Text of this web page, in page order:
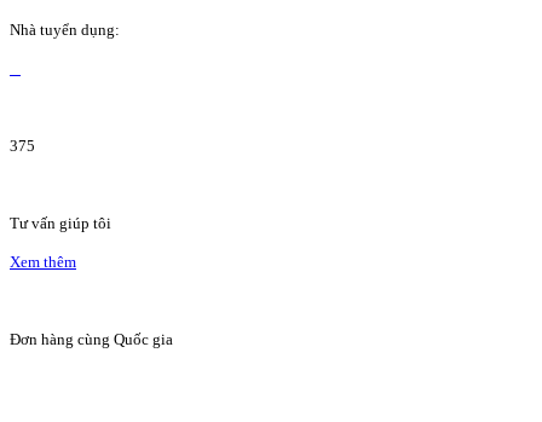
Nhà tuyển dụng:
375
Tư vấn giúp tôi
Xem thêm
Đơn hàng cùng Quốc gia